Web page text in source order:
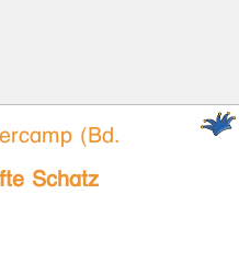
(Bd.
Schatz